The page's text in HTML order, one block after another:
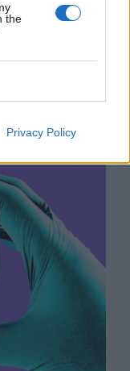
the
Privacy Policy
в